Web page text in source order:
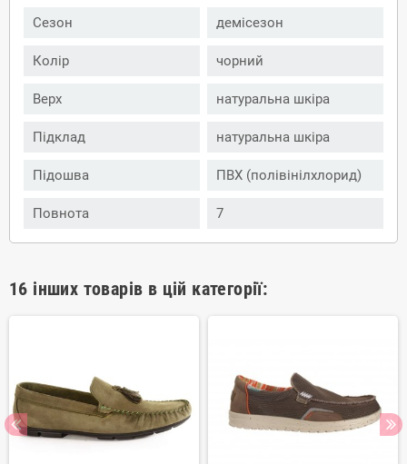
Сезон демісезон
Колір чорний
Верх натуральна шкіра
Підклад натуральна шкіра
Підошва ПВХ (полівінілхлорид)
Повнота 7
16 інших товарів в цій категорії: